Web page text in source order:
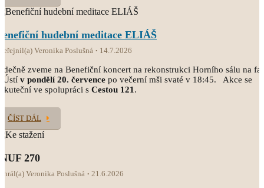
hudební meditace ELIÁŠ
Veronika Poslušná 14.7.2026
zveme na Benefiční koncert na rekonstrukci Horního sálu na
Ústí v pondělí 20. července po večerní mši svaté v 18:45. Akce se
ve spolupráci s Cestou 121 .
ČÍST DÁL
270
Veronika Poslušná 21.6.2026